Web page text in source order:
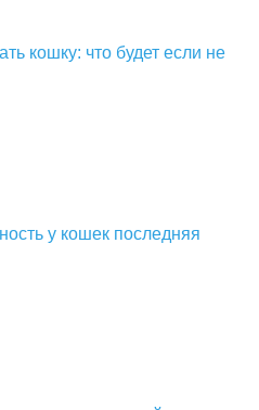
кошку: что будет если не
у кошек последняя